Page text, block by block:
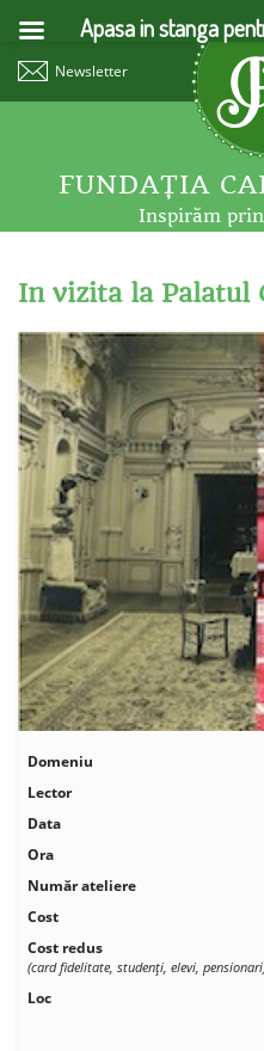
Newsletter
FUNDAŢIA
Inspirăm
In vizita la Palatul
Domeniu
Lector
Data
Ora
Număr ateliere
Cost
Cost redus
(card fidelitate, studenţi, elevi,
Loc
Apasa in stanga